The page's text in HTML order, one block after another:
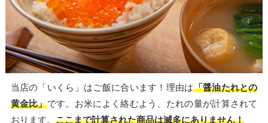
当店の「いくら」はご飯に合います！理由は「醤油たれとの
黄金比」です。お米によく絡むよう、たれの量が計算されて
おります。 ここまで計算された商品は滅多にありません！